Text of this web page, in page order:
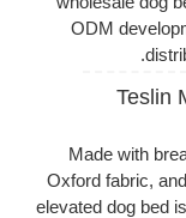
ODM
Teslin
Made with
Oxford fabric,
elevated dog bed